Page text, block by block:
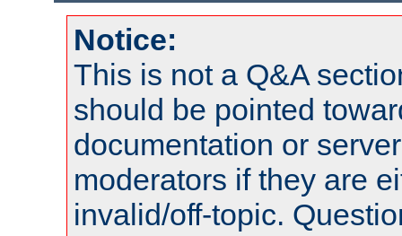
Notice:
This is not a Q&A
should be pointed
documentation or
moderators if they are
invalid/off-topic.